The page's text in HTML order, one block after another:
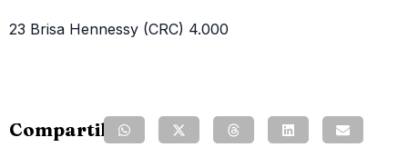
23 Brisa Hennessy (CRC) 4.000
Compartilhe: